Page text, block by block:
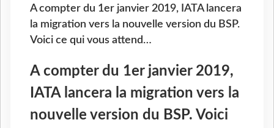
A compter du 1er janvier 2019, IATA lancera
la migration vers la nouvelle version du BSP.
Voici ce qui vous attend…
A compter du 1er janvier 2019,
IATA lancera la migration vers la
nouvelle version du BSP. Voici